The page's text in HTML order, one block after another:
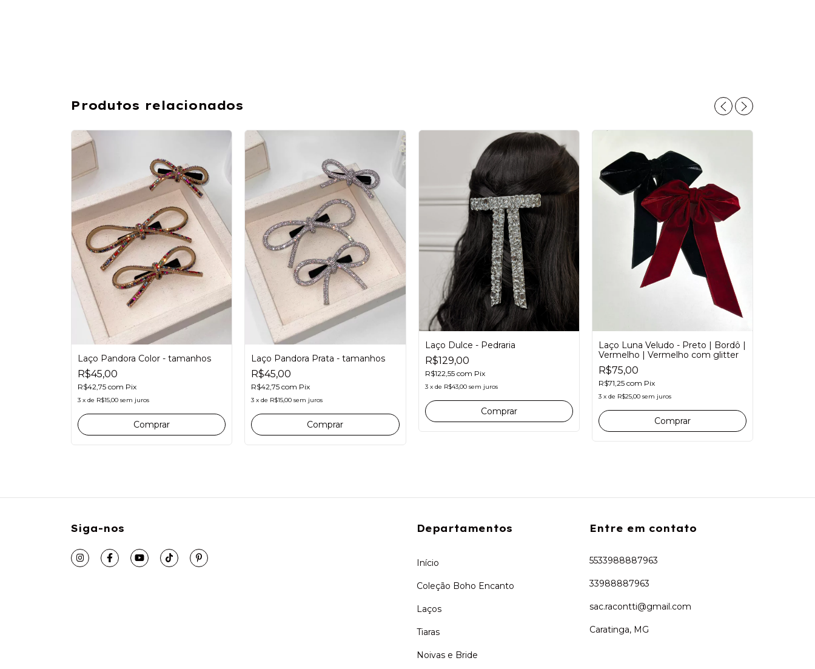
Produtos relacionados
Laço Pandora Color - tamanhos
R$45,00
R$42,75 com Pix
3 x de R$15,00 sem juros
Comprar
Laço Pandora Prata - tamanhos
R$45,00
R$42,75com Pix
3 xde R$15,00 sem juros
Comprar
Laço Dulce - Pedraria
R$129,00
R$122,55 com Pix
3 x de R$43,00 sem juros
Comprar
Laço Luna Veludo - Preto | Bordô |
Vermelho | Vermelho com glitter
R$75,00
R$71,25 com Pix
3 x de R$25,00 sem juros
Comprar
Siga-nos Departamentos
Início
Coleção Boho Encanto
Laços
Tiaras
Noivas e Bride
Entre em contato
5533988887963
33988887963
sac.racontti@gmail.com
Caratinga, MG